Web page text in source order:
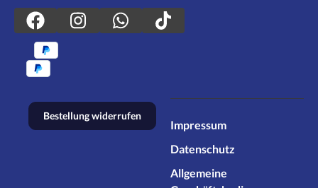
Bestellung widerrufen
Impressum
Datenschutz
Allgemeine